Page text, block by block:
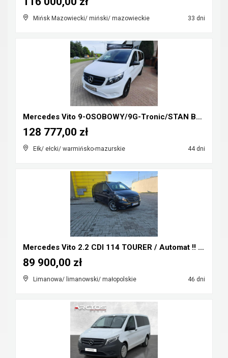
Mińsk Mazowiecki/ miński/ mazowieckie 33 dni
Mercedes Vito 9-OSOBOWY/9G-Tronic/STAN BDB/GWARANC...
Ełk/ ełcki/ warmińsko-mazurskie 44 dni
128 777,00 zł
Mercedes Vito 2.2 CDI 114 TOURER / Automat !! Extr...
Limanowa/ limanowski/ małopolskie 46 dni
89 900,00 zł